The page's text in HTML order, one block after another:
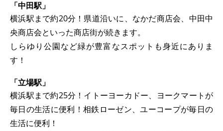
「中田駅」
横浜駅まで約20分！県道沿いに、なかだ商店会、中田中
央商店会といった商店街が続きます。
しらゆり公園など緑が豊富なスポットも身近にありま
す！
「立場駅」
横浜駅まで約25分！イトーヨーカドー、ヨークマートが
毎日の生活に便利！相鉄ローゼン、ユーコープが毎日の
生活に便利！